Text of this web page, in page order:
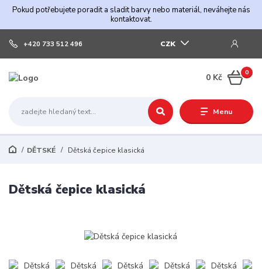
Pokud potřebujete poradit a sladit barvy nebo materiál, neváhejte nás
kontaktovat.
Menu
CZK
+420 733 512 496
0
0 Kč
DĚTSKÉ Dětská čepice klasická
Dětská čepice klasická